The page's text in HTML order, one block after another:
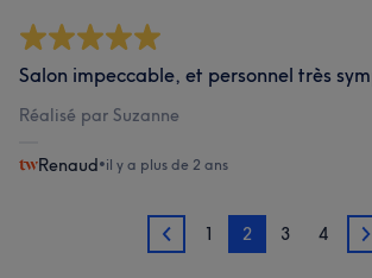
Salon impeccable, et personnel très
Réalisé par Suzanne
Renaud•il y a plus de 2 ans
1 1 2 3 4 3